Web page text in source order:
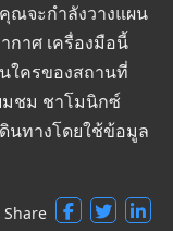
ณจะกำลังวางแผน
กาศ เครื่องมือนี้
ใครของสถานที่
มชม ชาโมนิกซ์
นทางโดยใช้ข้อมูล
Share